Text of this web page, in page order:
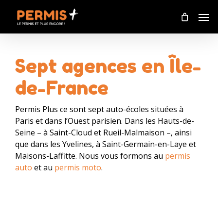
main
Sept agences en Île-
de-France
Permis Plus ce sont sept auto-écoles situées à
Paris et dans l’Ouest parisien. Dans les Hauts-de-
Seine – à Saint-Cloud et Rueil-Malmaison –, ainsi
que dans les Yvelines, à Saint-Germain-en-Laye et
Maisons-Laffitte. Nous vous formons au permis
auto et au permis moto.